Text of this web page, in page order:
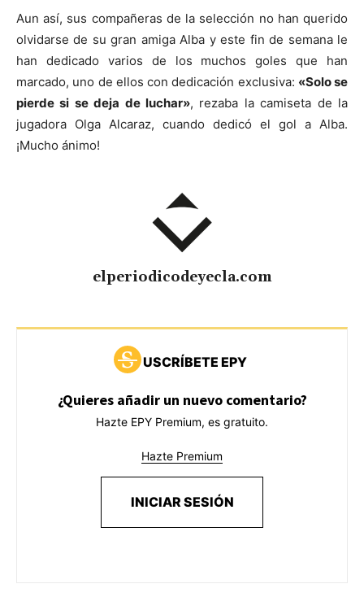
Aun así, sus compañeras de la selección no han querido
olvidarse de su gran amiga Alba y este fin de semana le
han dedicado varios de los muchos goles que han
marcado, uno de ellos con dedicación exclusiva: «Solo se
pierde si se deja de luchar», rezaba la camiseta de la
jugadora Olga Alcaraz, cuando dedicó el gol a Alba.
¡Mucho ánimo!
elperiodicodeyecla.com
USCRÍBETE EPY
¿Quieres añadir un nuevo comentario?
Hazte EPY Premium, es gratuito.
Hazte Premium
INICIAR SESIÓN